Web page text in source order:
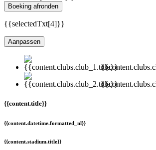
Boeking afronden
{{selectedTxt[4]}}
Aanpassen
{{content.title}}
{{content.datetime.formatted_nl}}
{{content.stadium.title}}